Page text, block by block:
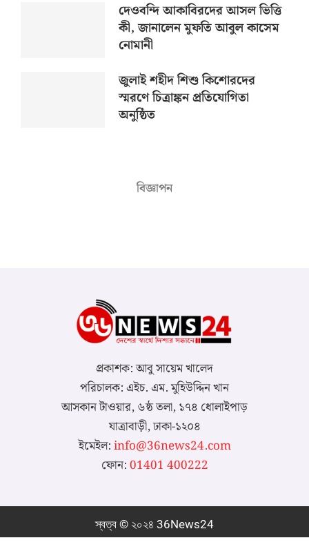
দেওবন্দি আকাবিরদের আসল ভিত্তি
কী, জানালেন মুফতি আবুল কাসেম
নোমানী
জুলাই শহীদ শিশু কিশোরদের
স্মরণে চিত্রাঙ্কন প্রতিযোগিতা
অনুষ্ঠিত
বিজ্ঞাপন
প্রকাশক: আবু সায়েম খালেদ
পরিচালক: এইচ. এম. মুহিউদ্দিন খান
আসকান টাওয়ার, ৬ষ্ঠ তলা, ১৭৪ ধোলাইপাড়
যাত্রাবাড়ী, ঢাকা-১২০৪
ইমেইল:info@36news24.com
ফোন:01401 400222
স্বত্ব © ২০২৪ 36News24